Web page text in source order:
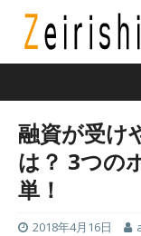
融資が受け
は？ 3つの
単！
2018年4月16日